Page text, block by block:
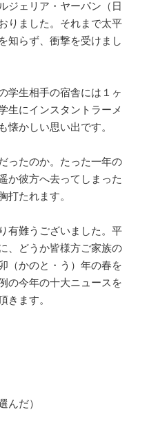
ジェリア・ヤーパン（日
りました。それまで太平
知らず、衝撃を受けまし
学生相手の宿舎には１ヶ
生にインスタントラーメ
懐かしい思い出です。
ったのか。たった一年の
か彼方へ去ってしまった
打たれます。
有難うございました。平
、どうか皆様方ご家族の
（かのと・う）年の春を
の今年の十大ニュースを
きます。
んだ）